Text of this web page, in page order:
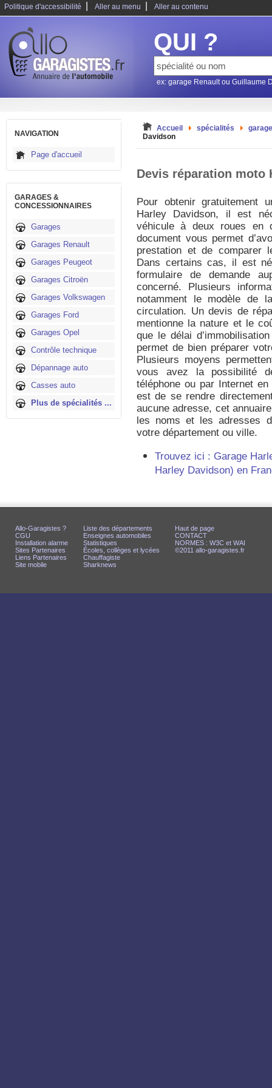
Politique d'accessibilité Aller au menu Aller au contenu
QUI ?
ex: garage Renault ou Guillaume
NAVIGATION
Page d'accueil
GARAGES &
CONCESSIONNAIRES
Garages
Garages Renault
Garages Peugeot
Garages Citroën
Garages Volkswagen
Garages Ford
Garages Opel
Contrôle technique
Dépannage auto
Casses auto
Plus de spécialités ...
Accueil spécialités
Davidson
Devis réparation moto
Pour obtenir gratuitement
Harley Davidson, il est
véhicule à deux roues en
document vous permet
prestation et de comparer
Dans certains cas, il est
formulaire de demande
concerné. Plusieurs
notamment le modèle de
circulation. Un devis de
mentionne la nature et le
que le délai
permet de bien préparer
Plusieurs moyens
vous avez la possibilité
téléphone ou par Internet
est de se rendre
aucune adresse, cet
les noms et les adresses
votre département ou ville.
Trouvez ici : Garage
Harley Davidson) en
Allo-Garagistes ?
CGU
Installation alarme
Sites Partenaires
Liens Partenaires
Site mobile
Liste des départements
Enseignes automobiles
Statistiques
Écoles, collèges et lycées
Chauffagiste
Sharknews
Haut de page
CONTACT
NORMES : W3C et WAI
©2011 allo-garagistes.fr